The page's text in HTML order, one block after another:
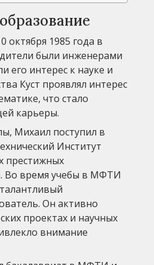
октября 1985 года в
были инженерами
его интерес к науке и
Куст проявлял интерес
что стало
карьеры.
Михаил поступил в
Институт
престижных
Во время учебы в МФТИ
Он активно
проектах и научных
внимание